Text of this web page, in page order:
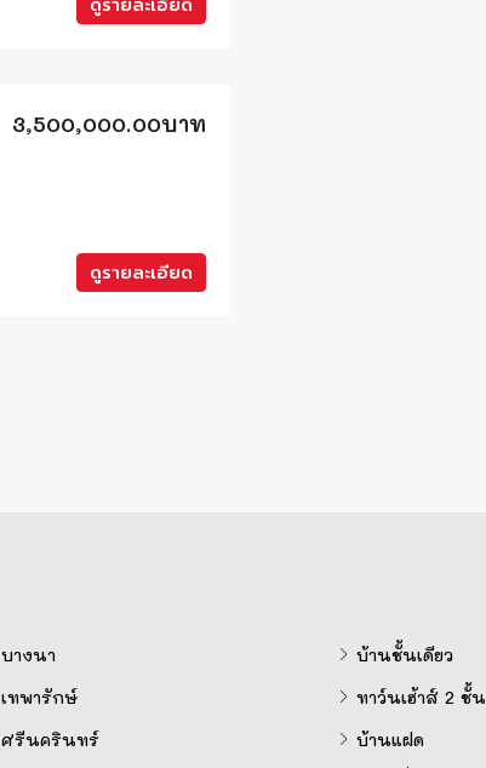
3,500,000.00บาท
ดูรายละเอียด
บางนา
เทพารักษ์
ศรีนครินทร์
บ้านชั้นเดียว
ทาว์นเฮ้าส์ 2 ชั้น
บ้านแฝด